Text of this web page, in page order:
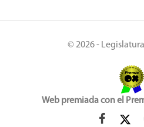
© 2026 -
Web premiada con el